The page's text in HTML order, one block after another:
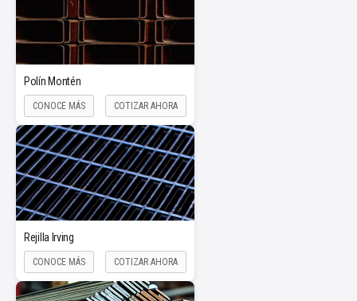
Polín Montén
CONOCE MÁS COTIZAR AHORA
Rejilla Irving
CONOCE MÁS COTIZAR AHORA